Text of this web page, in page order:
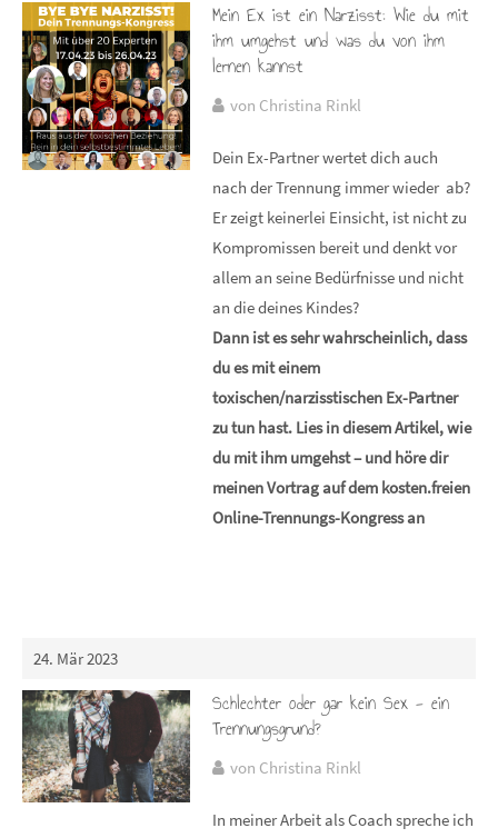
Mein Ex ist ein Narzisst: Wie du mit
ihm umgehst und was du von ihm
lernen kannst
von Christina Rinkl
Dein Ex-Partner wertet dich auch
nach der Trennung immer wieder ab?
Er zeigt keinerlei Einsicht, ist nicht zu
Kompromissen bereit und denkt vor
allem an seine Bedürfnisse und nicht
an die deines Kindes?
Dann ist es sehr wahrscheinlich, dass
du es mit einem
toxischen/narzisstischen Ex-Partner
zu tun hast. Lies in diesem Artikel, wie
du mit ihm umgehst – und höre dir
meinen Vortrag auf dem kosten.freien
Online-Trennungs-Kongress an
24. Mär 2023
Schlechter oder gar kein Sex - ein
Trennungsgrund?
von Christina Rinkl
In meiner Arbeit als Coach spreche ich